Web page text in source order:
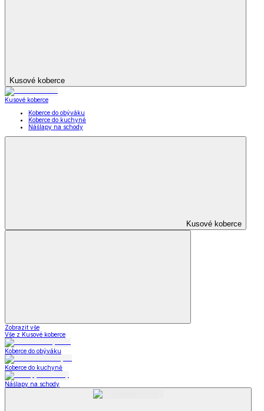
Kusové koberce
Kusové koberce
Koberce do obýváku
Koberce do kuchyně
Nášlapy na schody
Kusové koberce
Zobrazit vše
Vše z Kusové koberce
Koberce do obýváku
Koberce do kuchyně
Nášlapy na schody